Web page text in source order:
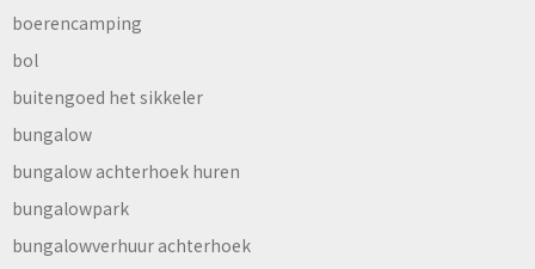
boerencamping
bol
buitengoed het sikkeler
bungalow
bungalow achterhoek huren
bungalowpark
bungalowverhuur achterhoek